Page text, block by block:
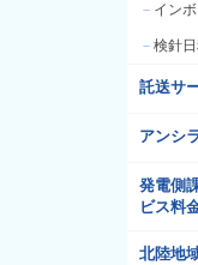
－ イン
－ 検針
託送サ
アンシ
発電側
ビス料
北陸地